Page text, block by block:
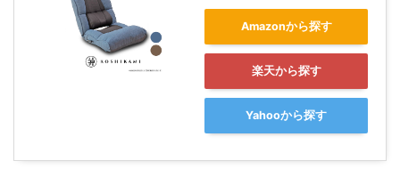
Amazonから探す
楽天から探す
Yahooから探す